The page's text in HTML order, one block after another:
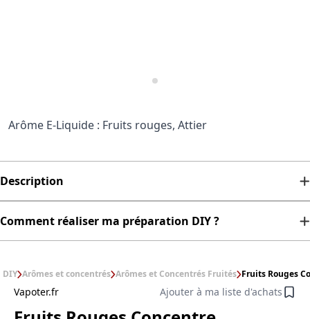
Arôme E-Liquide : Fruits rouges, Attier
Description
Comment réaliser ma préparation DIY ?
DIY Arômes et concentrés Arômes et Concentrés Fruités Fruits Rouges
Vapoter.fr Ajouter à ma liste d'achats